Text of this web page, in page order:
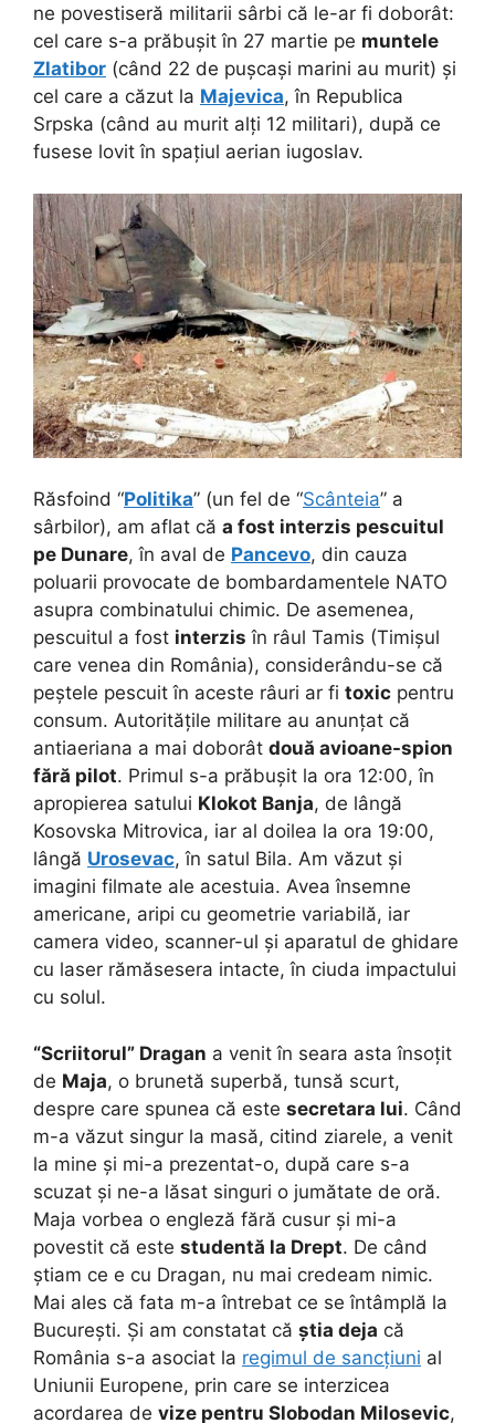
ne povestiseră militarii sârbi că le-ar fi doborât:
cel care s-a prăbușit în 27 martie pe muntele
Zlatibor (când 22 de pușcași marini au murit) și
cel care a căzut la Majevica, în Republica
Srpska (când au murit alți 12 militari), după ce
fusese lovit în spațiul aerian iugoslav.
Răsfoind “Politika” (un fel de “Scânteia” a
sârbilor), am aflat că a fost interzis pescuitul
pe Dunare, în aval de Pancevo, din cauza
poluarii provocate de bombardamentele NATO
asupra combinatului chimic. De asemenea,
pescuitul a fost interzis în râul Tamis (Timișul
care venea din România), considerându-se că
peștele pescuit în aceste râuri ar fi toxic pentru
consum. Autoritățile militare au anunțat că
antiaeriana a mai doborât două avioane-spion
fără pilot. Primul s-a prăbușit la ora 12:00, în
apropierea satului Klokot Banja, de lângă
Kosovska Mitrovica, iar al doilea la ora 19:00,
lângă Urosevac, în satul Bila. Am văzut și
imagini filmate ale acestuia. Avea însemne
americane, aripi cu geometrie variabilă, iar
camera video, scanner-ul și aparatul de ghidare
cu laser rămăsesera intacte, în ciuda impactului
cu solul.
“Scriitorul” Dragan a venit în seara asta însoțit
de Maja, o brunetă superbă, tunsă scurt,
despre care spunea că este secretara lui. Când
m-a văzut singur la masă, citind ziarele, a venit
la mine și mi-a prezentat-o, după care s-a
scuzat și ne-a lăsat singuri o jumătate de oră.
Maja vorbea o engleză fără cusur și mi-a
povestit că este studentă la Drept. De când
știam ce e cu Dragan, nu mai credeam nimic.
Mai ales că fata m-a întrebat ce se întâmplă la
București. Și am constatat că știa deja că
România s-a asociat la regimul de sancțiuni al
Uniunii Europene, prin care se interzicea
acordarea de vize pentru Slobodan Milosevic,